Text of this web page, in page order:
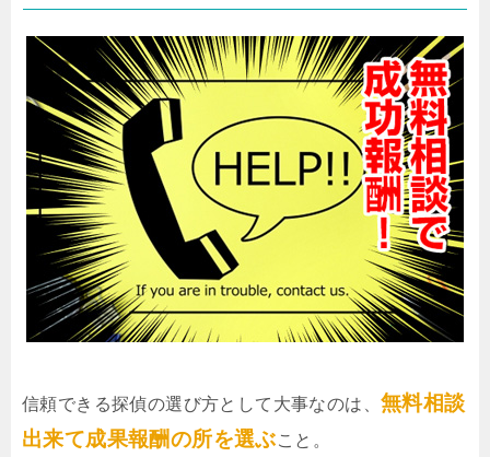
信頼できる探偵の選び方として大事なのは、 無料相談
出来て成果報酬の所を選ぶこと。